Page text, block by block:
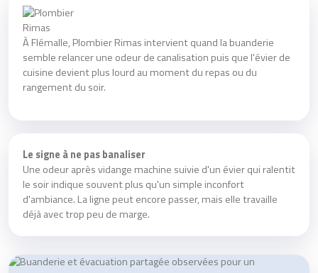
À Flémalle, Plombier Rimas intervient quand la buanderie
semble relancer une odeur de canalisation puis que l'évier de
cuisine devient plus lourd au moment du repas ou du
rangement du soir.
Le signe à ne pas banaliser
Une odeur après vidange machine suivie d'un évier qui ralentit
le soir indique souvent plus qu'un simple inconfort
d'ambiance. La ligne peut encore passer, mais elle travaille
déjà avec trop peu de marge.